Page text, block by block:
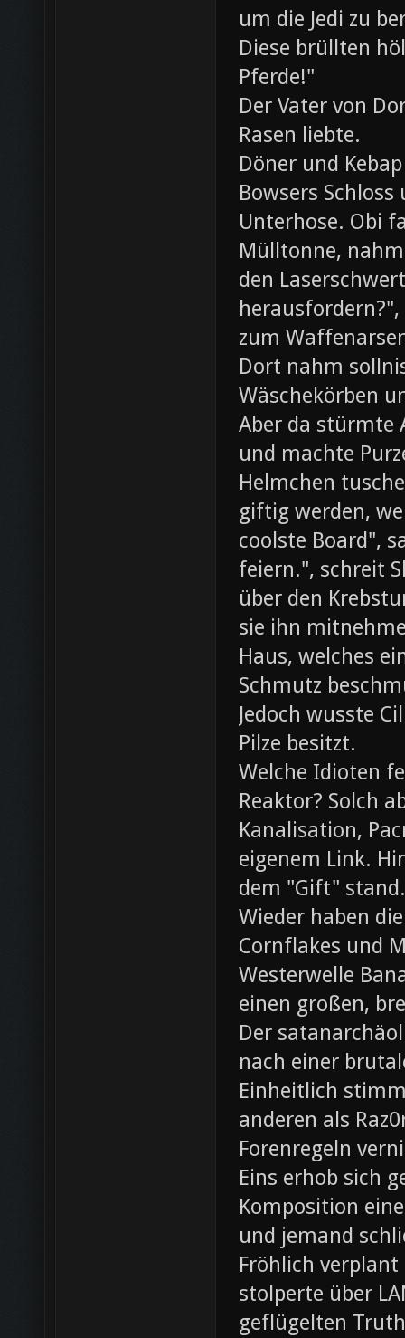
um die Jedi zu
Diese brüllten
Pferde!"
Der Vater von
Rasen liebte.
Döner und
Bowsers
Unterhose. Obi
Mülltonne,
den
zum
Dort nahm
Wäschekörben
Aber da stürmte
und machte
Helmchen
giftig werden,
coolste Board",
feiern.", schreit
über den
sie ihn
Haus, welches
Schmutz
Jedoch wusste
Pilze besitzt.
Welche Idioten
Reaktor? Solch
Kanalisation,
eigenem Link.
dem "Gift" stand.
Wieder haben
Cornflakes und
Westerwelle
einen großen,
Der
nach einer
Einheitlich
anderen als
Forenregeln
Eins erhob sich
Komposition
und jemand
Fröhlich
stolperte über
geflügelten